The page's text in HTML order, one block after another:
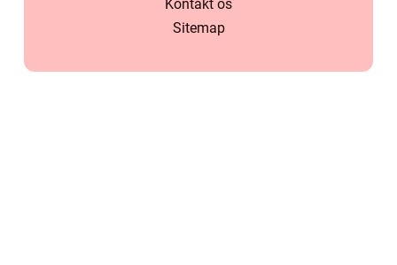
Kontakt os
Sitemap